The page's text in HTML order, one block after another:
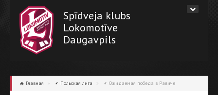
Spīdveja klubs
Lokomotīve
Daugavpils
Главная » Польская лига » Ожидаемая победа в Равиче